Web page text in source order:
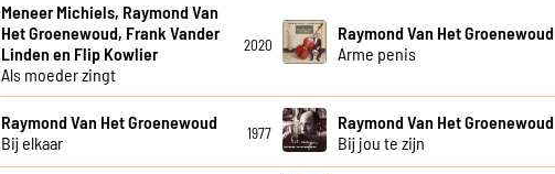
Meneer Michiels, Raymond Van
Het Groenewoud, Frank Vander
Linden en Flip Kowlier
Als moeder zingt
2020
Raymond Van Het Groenewoud
Arme penis
Raymond Van Het Groenewoud
Bij elkaar
1977
Raymond Van Het Groenewoud
Bij jou te zijn